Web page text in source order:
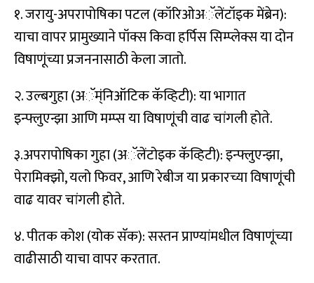
१. जरायु-अपरापोषिका पटल (कॉरिओअॅलेंटॉइक मेंब्रेन):
याचा वापर प्रामुख्याने पॉक्स किवा हर्पिस सिम्प्लेक्स या दोन
विषाणूंच्या प्रजननासाठी केला जातो.
२. उल्बगुहा (अॅम्ंनिऑटिक कॅव्हिटी): या भागात
इन्फ्लुएन्झा आणि मम्प्स या विषाणूंची वाढ चांगली होते.
३.अपरापोषिका गुहा (अॅलेंटोइक कॅव्हिटी): इन्फ्लुएन्झा,
पेरामिक्झो, यलो फिवर, आणि रेबीज या प्रकारच्या विषाणूंची
वाढ यावर चांगली होते.
४. पीतक कोश (योक सॅक): सस्तन प्राण्यांमधील विषाणूंच्या
वाढीसाठी याचा वापर करतात.